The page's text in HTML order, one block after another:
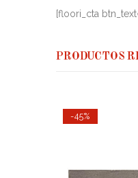
[floori_cta
PRODUCTOS
-45%